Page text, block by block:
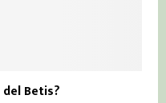
Betis?